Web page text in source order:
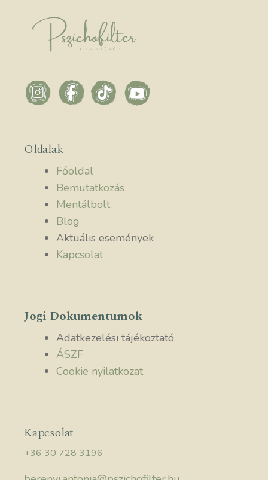
Oldalak
Főoldal
Bemutatkozás
Mentálbolt
Blog
Aktuális események
Kapcsolat
Jogi Dokumentumok
Adatkezelési tájékoztató
ÁSZF
Cookie nyilatkozat
Kapcsolat
+36 30 728 3196